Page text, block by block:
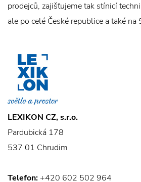
prodejců, zajišťujeme tak stínicí
ale po celé České republice a také na
LEXIKON CZ, s.r.o.
Pardubická 178
537 01 Chrudim
Telefon: +420 602 502 964